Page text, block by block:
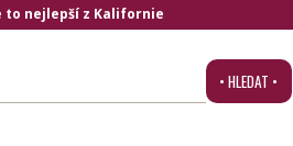
• HLEDAT •